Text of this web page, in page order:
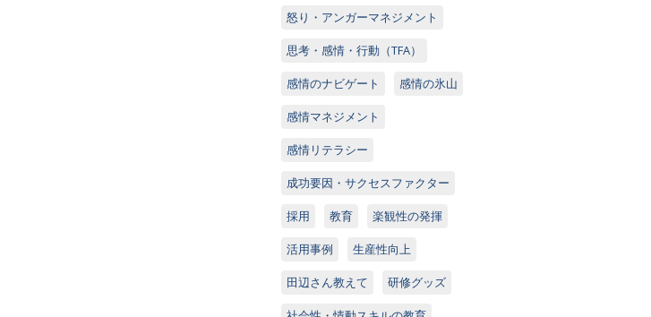
怒り・アンガーマネジメント
思考・感情・行動（TFA）
感情のナビゲート 感情の氷山
感情マネジメント
感情リテラシー
成功要因・サクセスファクター
採用 教育 楽観性の発揮
活用事例 生産性向上
田辺さん教えて 研修グッズ